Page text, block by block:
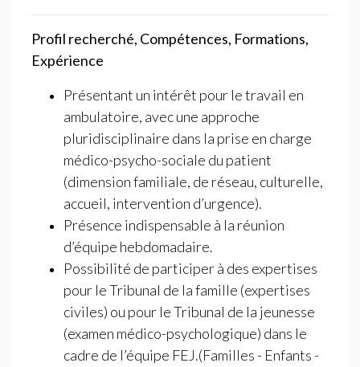
Profil recherché, Compétences, Formations,
Expérience
Présentant un intérêt pour le travail en
ambulatoire, avec une approche
pluridisciplinaire dans la prise en charge
médico-psycho-sociale du patient
(dimension familiale, de réseau, culturelle,
accueil, intervention d’urgence).
Présence indispensable à la réunion
d’équipe hebdomadaire.
Possibilité de participer à des expertises
pour le Tribunal de la famille (expertises
civiles) ou pour le Tribunal de la jeunesse
(examen médico-psychologique) dans le
cadre de l’équipe FEJ.(Familles - Enfants -